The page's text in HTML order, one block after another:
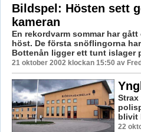
Bildspel: Hösten sett
kameran
En rekordvarm sommar har
höst. De första snöflingorna
Bottenån ligger ett tunt islager
21 oktober 2002 klockan 15:50 av
Strax
blivit
22